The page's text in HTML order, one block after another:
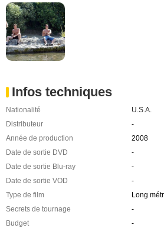
Infos techniques
Nationalité
U.S.A.
Distributeur
-
Année de production
2008
Date de sortie DVD
-
Date de sortie Blu-ray
-
Date de sortie VOD
-
Type de film
Long
Secrets de tournage
-
Budget
-